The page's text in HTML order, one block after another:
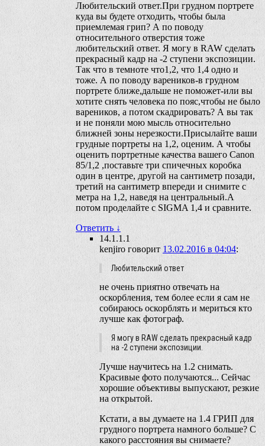
Любительский ответ.При грудном портрете
куда вы будете отходить, чтобы была
приемлемая грип? А по поводу
относительного отверстия тоже
любительский ответ. Я могу в RAW сделать
прекрасный кадр на -2 ступени экспозиции.
Так что в темноте что1,2, что 1,4 одно и
тоже. А по поводу вареников-в грудном
портрете ближе,дальше не поможет-или вы
хотите снять человека по пояс,чтобы не было
вареников, а потом скадрировать? А вы так
и не поняли мою мысль относительно
ближней зоны нерезкости.Присылайте ваши
грудные портреты на 1,2, оценим. А чтобы
оценить портретные качества вашего Canon
85/1,2 ,поставьте три спичечных коробка
один в центре, другой на сантиметр позади,
третий на сантиметр впереди и снимите с
метра на 1,2, наведя на центральный.А
потом проделайте с SIGMA 1,4 и сравните.
Ответить ↓
14.1.1.1
kenjiro говорит 13.02.2016 в 04:04:
Любительский ответ
не очень приятно отвечать на
оскорбления, тем более если я сам не
собираюсь оскорблять и мериться кто
лучше как фотограф.
Я могу в RAW сделать прекрасный кадр
на -2 ступени экспозиции.
Лучше научитесь на 1.2 снимать.
Красивые фото получаются... Сейчас
хорошие объективы выпускают, резкие
на открытой.
Кстати, а вы думаете на 1.4 ГРИП для
грудного портрета намного больше? С
какого расстояния вы снимаете?